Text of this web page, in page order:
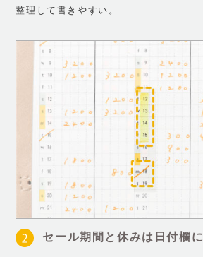
整理して書きやすい。
セール期間と休みは日付欄に